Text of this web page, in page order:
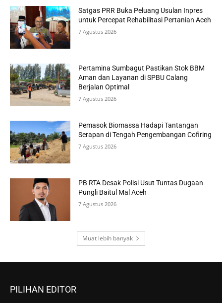
Satgas PRR Buka Peluang Usulan Inpres
untuk Percepat Rehabilitasi Pertanian Aceh
7 Agustus 2026
Pertamina Sumbagut Pastikan Stok BBM
Aman dan Layanan di SPBU Calang
Berjalan Optimal
7 Agustus 2026
Pemasok Biomassa Hadapi Tantangan
Serapan di Tengah Pengembangan Cofiring
7 Agustus 2026
PB RTA Desak Polisi Usut Tuntas Dugaan
Pungli Baitul Mal Aceh
7 Agustus 2026
Muat lebih banyak
PILIHAN EDITOR